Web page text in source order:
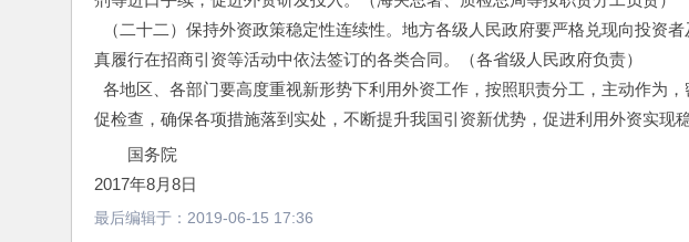
（二十二）保持外资政策稳定性连续性。地方各级人民政府要严格兑现向投资
真履行在招商引资等活动中依法签订的各类合同。（各省级人民政府负责）
各地区、各部门要高度重视新形势下利用外资工作，按照职责分工，主动作为
促检查，确保各项措施落到实处，不断提升我国引资新优势，促进利用外资实现稳
国务院
2017年8月8日
最后编辑于： 2019-06-15 17:36